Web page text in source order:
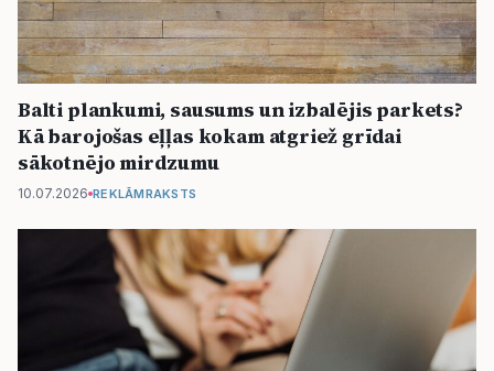
Balti plankumi, sausums un izbalējis parkets?
Kā barojošas eļļas kokam atgriež grīdai
sākotnējo mirdzumu
10.07.2026 REKLĀMRAKSTS